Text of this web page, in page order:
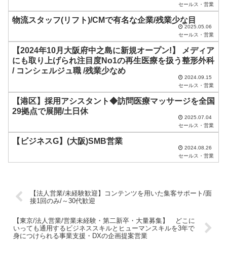
に
し
て
く
だ
。
セールス・営業
物流スタッフ(リフト)/CMで有名な企業/残業少な目
2025.05.06
セールス・営業
【2024年10月大阪府中之島に新規オープン!】 メディア
にも取り上げられ注目度No1の再生医療を扱う整形外科
/ コンシェルジュ職 /残業少なめ
2024.09.15
セールス・営業
【港区】採用アシスタント◆訪問医療マッサージを全国
29拠点で展開/土日休
2025.07.04
セールス・営業
【ビジネスG】(大阪)SMB営業
2024.08.26
セールス・営業
【法人営業/未経験歓迎】コンテンツを用いた集客サポート/面
接1回のみ/～30代歓迎
【東京/法人営業/営業未経験・第二新卒・大量募集】 どこに
いっても通用するビジネススキルとヒューマンスキルを3年で
身につけられる事業支援・DXの企画提案営業